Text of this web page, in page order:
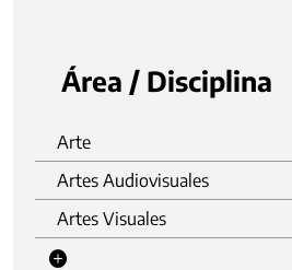
Área / Disciplina
Arte
Artes Audiovisuales
Artes Visuales